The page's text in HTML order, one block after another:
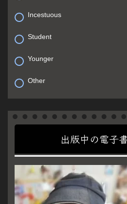
Incestuous
Student
Younger
Other
出版中の電子